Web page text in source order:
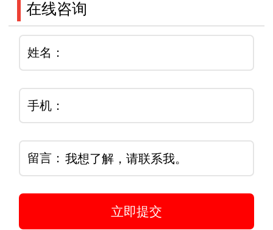
在线咨询
姓名：
手机：
留言：